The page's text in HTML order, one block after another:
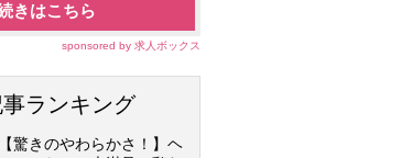
きはこちら
sponsored by 求人ボックス
事ランキング
【驚きのやわらかさ！】ヘ